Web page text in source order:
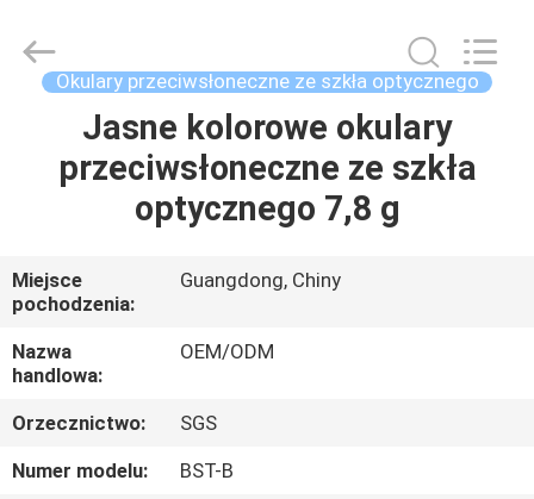
PRODUKTY
O
NAS
WYCIECZKA
PO
FABRYCE
Technology
Ltd..
Okulary przeciwsłoneczne ze szkła optycznego
Jasne kolorowe okulary
przeciwsłoneczne ze szkła
optycznego 7,8 g
Miejsce
pochodzenia:
Guangdong, Chiny
Nazwa
handlowa:
OEM/ODM
Orzecznictwo:
SGS
Numer modelu:
BST-B